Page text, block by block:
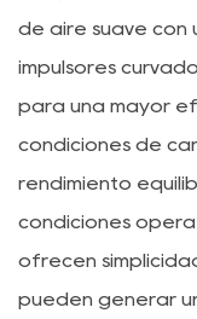
de aire suave con
impulsores
para una mayor
condiciones de
rendimiento
condiciones
ofrecen
pueden generar